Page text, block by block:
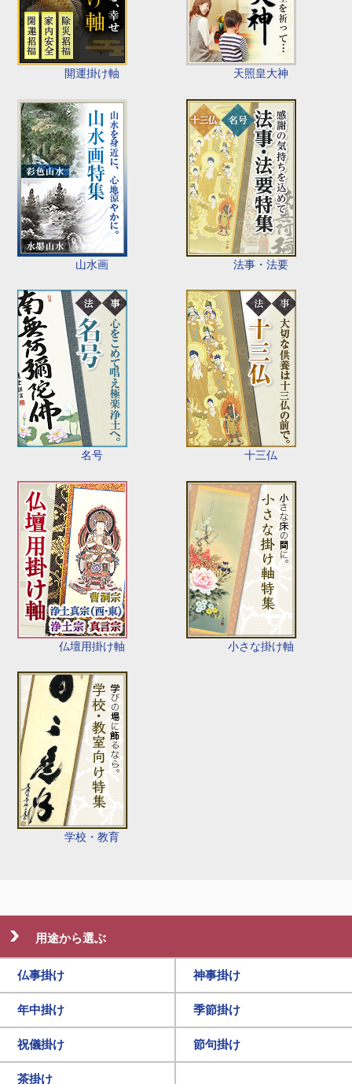
開運掛け軸 天照皇大神
山水画 法事・法要
名号 十三仏
仏壇用掛け軸 小さな掛け軸
学校・教育
用途から選ぶ
仏事掛け 神事掛け
年中掛け 季節掛け
祝儀掛け 節句掛け
茶掛け